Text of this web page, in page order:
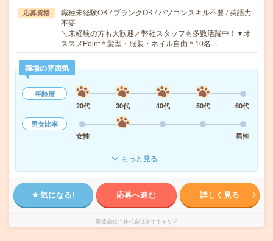
応募資格
職種未経験OK / ブランクOK / パソコンスキル不要 / 英語力
不要
＼未経験の方も大歓迎／弊社スタッフも多数活躍中！▼オ
ススメPoint＊髪型・服装・ネイル自由＊10名…
職場の雰囲気
年齢層
20代
30代 40代 50代
60代
男女比率
女性
男性
もっと見る
気になる! 応募へ進む 詳しく見る
派遣会社 株式会社ネオキャリア